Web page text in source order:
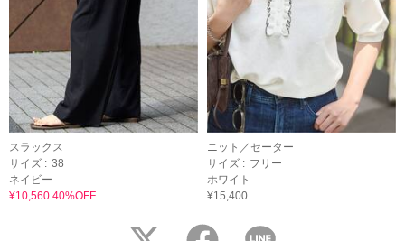
スラックス
サイズ : 38
ネイビー
¥10,560 40%OFF
ニット／セーター
サイズ : フリー
ホワイト
¥15,400
twitter facebook